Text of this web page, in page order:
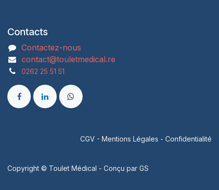
Contacts
Contactez-nous
contact@touletmedical.re
0262 25 51 51
CGV - Mentions Légales - Confidentialité
Copyright © Toulet Médical - Conçu par GS